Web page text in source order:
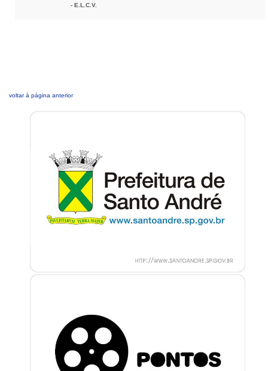
- E.L.C.V.
voltar à página anterior